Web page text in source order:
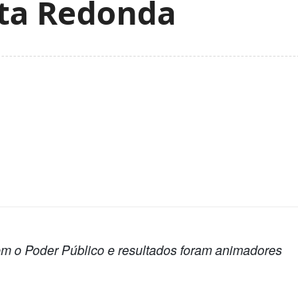
Redonda
o Poder Público e resultados foram animadores